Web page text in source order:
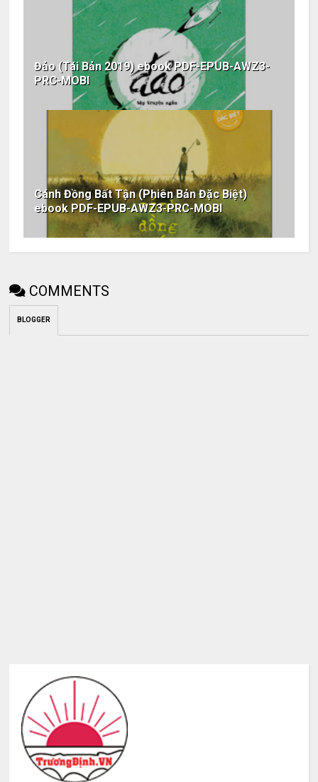
Đảo (Tái Bản 2019) ebook PDF-EPUB-AWZ3-
PRC-MOBI
Cánh Đồng Bất Tận (Phiên Bản Đặc Biệt)
ebook PDF-EPUB-AWZ3-PRC-MOBI
COMMENTS
BLOGGER